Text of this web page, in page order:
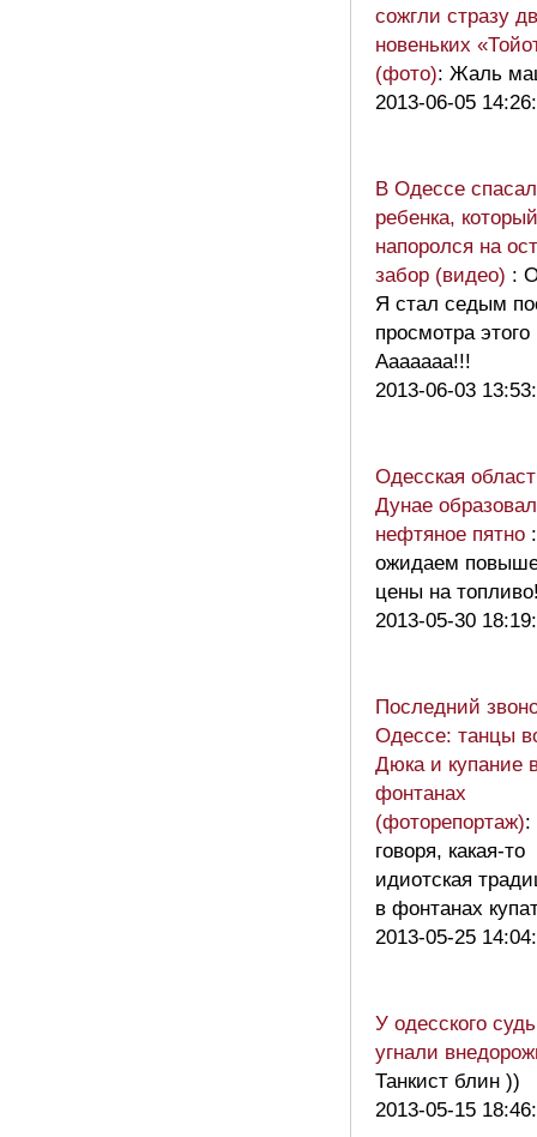
сожгли стразу
новеньких
(фото): Жаль
2013-06-05
В Одессе
ребенка, который
напоролся на
забор (видео) :
Я стал седым
просмотра
Ааааааа!!!
2013-06-03
Одесская
Дунае
нефтяное пятно
ожидаем
цены на
2013-05-30
Последний
Одессе: танцы
Дюка и купание
фонтанах
(фоторепортаж):
говоря, какая-то
идиотская
в фонтанах
2013-05-25
У одесского
угнали
Танкист блин ))
2013-05-15